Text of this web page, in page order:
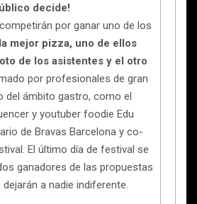
decide!
por ganar uno de los
mejor pizza, uno de ellos
de los asistentes y el otro
por profesionales de gran
del ámbito gastro, como el
y youtuber foodie Edu
de Bravas Barcelona y co-
El último día de festival se
ganadores de las propuestas
a nadie indiferente.